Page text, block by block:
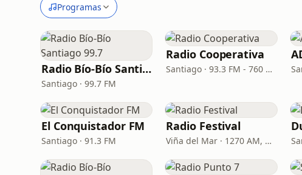
Programas
Radio Bío-Bío Santiago 99.7
Santiago · 99.7 FM
Radio Cooperativa
Santiago · 93.3 FM - 760 AM
El Conquistador FM
Santiago · 91.3 FM
Radio Festival
Viña del Mar · 1270 AM, 93.7 FM